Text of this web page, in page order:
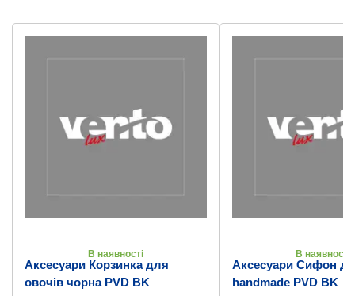
В наявності
Аксесуари Корзинка для
овочів чорна PVD BK
В наявності
Аксесуари Сифон
handmade PVD BK